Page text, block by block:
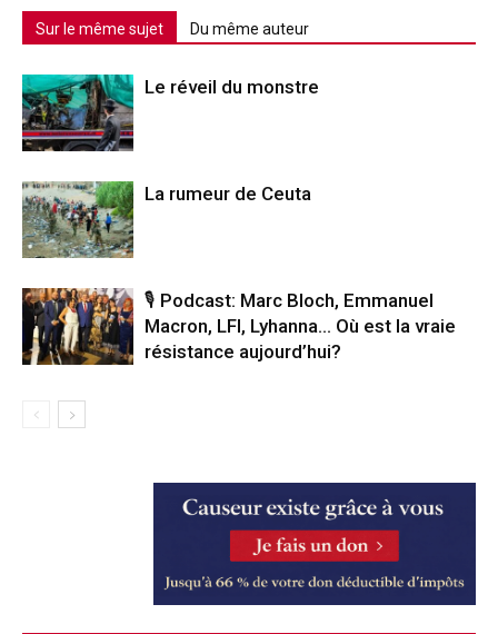
Sur le même sujet Du même auteur
Le réveil du monstre
La rumeur de Ceuta
🎙️ Podcast: Marc Bloch, Emmanuel
Macron, LFI, Lyhanna… Où est la vraie
résistance aujourd’hui?